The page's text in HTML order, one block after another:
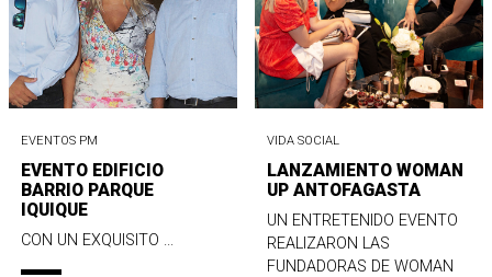
EVENTOS PM
EVENTO EDIFICIO
BARRIO PARQUE
IQUIQUE
CON UN EXQUISITO ...
VIDA SOCIAL
LANZAMIENTO WOMAN
UP ANTOFAGASTA
UN ENTRETENIDO EVENTO
REALIZARON LAS
FUNDADORAS DE WOMAN